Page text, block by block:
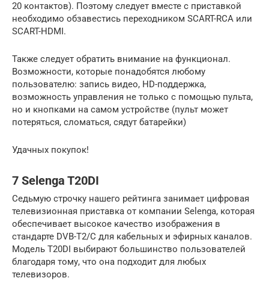
20 контактов). Поэтому следует вместе с приставкой
необходимо обзавестись переходником SCART-RCA или
SCART-HDMI.
Также следует обратить внимание на функционал.
Возможности, которые понадобятся любому
пользователю: запись видео, HD-поддержка,
возможность управления не только с помощью пульта,
но и кнопками на самом устройстве (пульт может
потеряться, сломаться, сядут батарейки)
Удачных покупок!
7 Selenga T20DI
Седьмую строчку нашего рейтинга занимает цифровая
телевизионная приставка от компании Selenga, которая
обеспечивает высокое качество изображения в
стандарте DVB-T2/С для кабельных и эфирных каналов.
Модель T20DI выбирают большинство пользователей
благодаря тому, что она подходит для любых
телевизоров.